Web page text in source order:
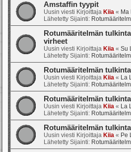
Amstaffin tyypit
Uusin viesti Kirjoittaja Kiia « Ma
Lähetetty Sijainti:
Rotumääritelmän
virheet
Uusin viesti Kirjoittaja Kiia « Su
Lähetetty Sijainti:
Rotumääritelmän
Uusin viesti Kirjoittaja Kiia « La
Lähetetty Sijainti:
Rotumääritelmän
Uusin viesti Kirjoittaja Kiia « La
Lähetetty Sijainti:
Rotumääritelmän
Uusin viesti Kirjoittaja Kiia « Pe
Lähetetty Sijainti: